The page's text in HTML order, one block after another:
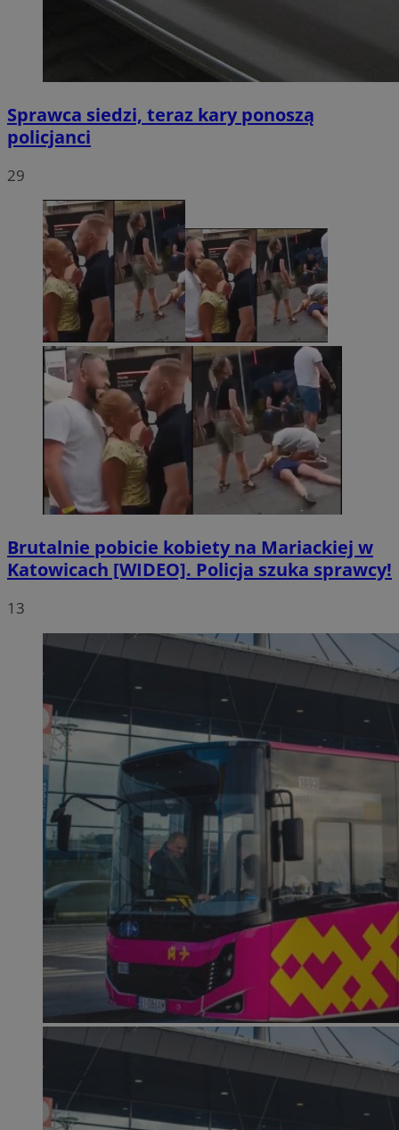
Sprawca siedzi, teraz kary ponoszą
policjanci
29
Brutalnie pobicie kobiety na Mariackiej w
Katowicach [WIDEO]. Policja szuka sprawcy!
13